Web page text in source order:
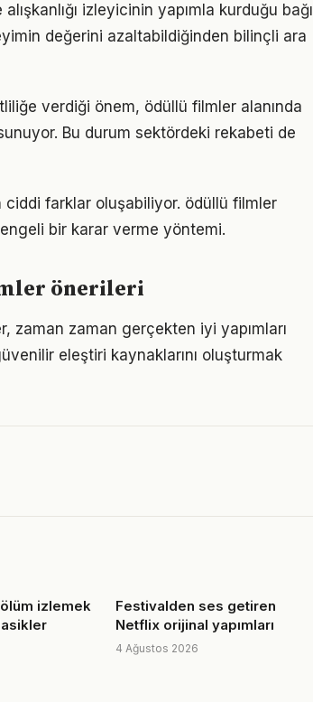
izleyicinin yapımla kurduğu bağı
değerini azaltabildiğinden bilinçli ara
verdiği önem, ödüllü filmler alanında
Bu durum sektördeki rekabeti de
ciddi farklar oluşabiliyor. ödüllü filmler
bir karar verme yöntemi.
önerileri
zaman zaman gerçekten iyi yapımları
eleştiri kaynaklarını oluşturmak
izlemek
Festivalden ses getiren
Netflix orijinal yapımları
4 Ağustos 2026